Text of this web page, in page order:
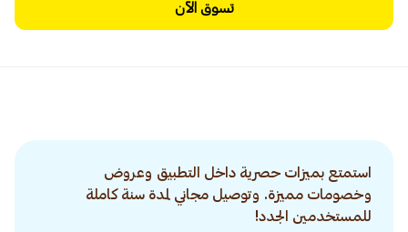
تسوق الآن
استمتع بميزات حصرية داخل التطبيق وعروض
وخصومات مميزة. وتوصيل مجاني لمدة سنة كاملة
للمستخدمين الجدد!